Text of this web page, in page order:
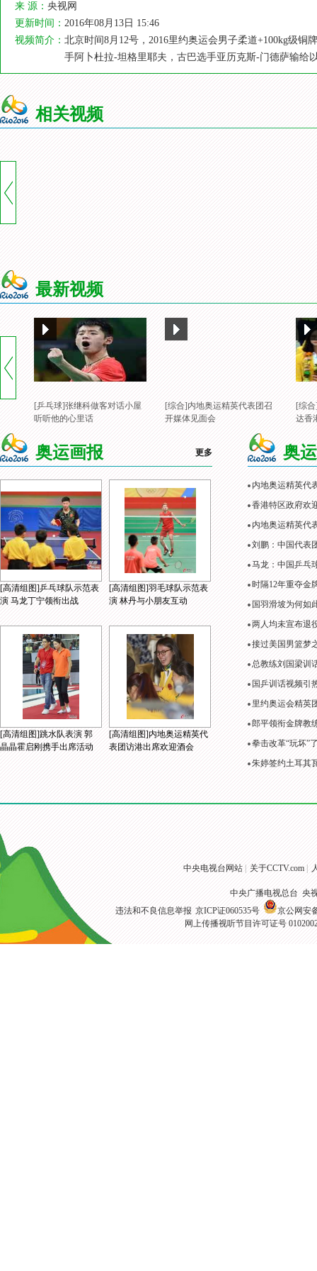
来 源： 央视网
更新时间： 2016年08月13日 15:46
视频简介： 北京时间8月12号，2016里约奥运会男子柔道+100kg级
手阿卜杜拉-坦格里耶夫，古巴选手亚历克斯-门德萨输给
相关视频
最新视频
[乒乓球]张继科做客对话小屋
听听他的心里话
[综合]内地奥运精英代表团召
开媒体见面会
[综
达香
奥运画报 更多
[高清组图]乒乓球队示范表
演 马龙丁宁领衔出战
[高清组图]羽毛球队示范表
演 林丹与小朋友互动
[高清组图]跳水队表演 郭
晶晶霍启刚携手出席活动
[高清组图]内地奥运精英代
表团访港出席欢迎酒会
奥
内地奥运精英代
香港特区政府欢
内地奥运精英代
刘鹏：中国代表
马龙：中国乒乓
时隔12年重夺金
国羽滑坡为何如
两人均未宣布退
接过美国男篮梦
总教练刘国梁训
国乒训话视频引
里约奥运会精英
郎平领衔金牌教
拳击改革“玩坏”
朱婷签约土耳其
中央电视台网站 关于CCTV.com
中央广播电视总台 央
违法和不良信息举报 京ICP证060535号
京公网安
网上传播视听节目许可证号